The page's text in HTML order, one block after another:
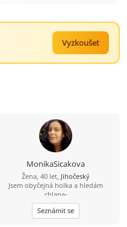
Vyzkoušet
MonikaSicakova
Žena, 40 let, Jihočeský
Jsem obyčejná holka a hledám
chlapa-
obyčejného,sympatického,věrného,se
smyslem pro humor a rodinu.jsem
dlouho sama a už nechci být.chci
Seznámit se